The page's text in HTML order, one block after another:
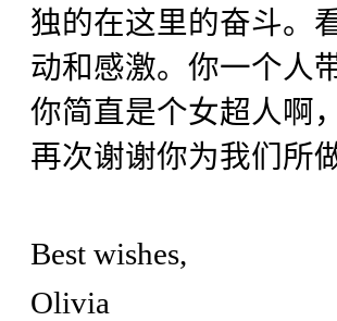
独的在这里的奋斗。
动和感激。你一个人
你简直是个女超人啊
再次谢谢你为我们所
Best wishes,
Olivia